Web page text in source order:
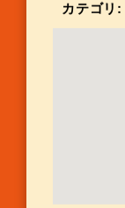
カテゴリ: